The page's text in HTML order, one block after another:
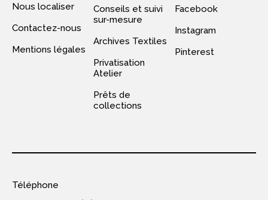
Nous localiser
Contactez-nous
Mentions légales
Conseils et suivi
sur-mesure
Archives Textiles
Privatisation
Atelier
Prêts de
collections
Facebook
Instagram
Pinterest
Téléphone